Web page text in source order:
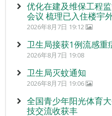
优化在建及维保工程
会议 梳理已入住楼宇
2026年8月7日 19:12
卫生局接获1例流感重
2026年8月7日 19:08
卫生局灭蚊通知
2026年8月7日 19:06
全国青少年阳光体育
技交流收获丰